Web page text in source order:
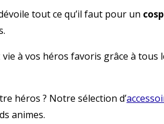
tout ce qu’il faut pour un
à vos héros favoris grâce à
héros ? Notre sélection d’
animes.